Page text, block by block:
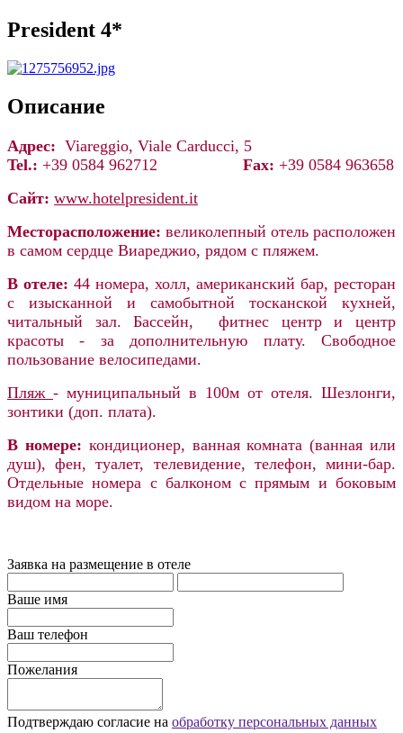
President 4*
Описание
Адрес: Viareggio, Viale Carducci, 5
Tel.: +39 0584 962712 Fax: +39 0584 963658
Сайт: www.hotelpresident.it
Месторасположение: великолепный отель расположен
в самом сердце Виареджио, рядом с пляжем.
В отеле: 44 номера, холл, американский бар, ресторан
с изысканной и самобытной тосканской кухней,
читальный зал. Бассейн, фитнес центр и центр
красоты - за дополнительную плату. Свободное
пользование велосипедами.
Пляж - муниципальный в 100м от отеля. Шезлонги,
зонтики (доп. плата).
В номере: кондиционер, ванная комната (ванная или
душ), фен, туалет, телевидение, телефон, мини-бар.
Отдельные номера с балконом с прямым и боковым
видом на море.
Заявка на размещение в отеле
Ваше имя
Ваш телефон
Пожелания
Подтверждаю согласие на обработку персональных данных